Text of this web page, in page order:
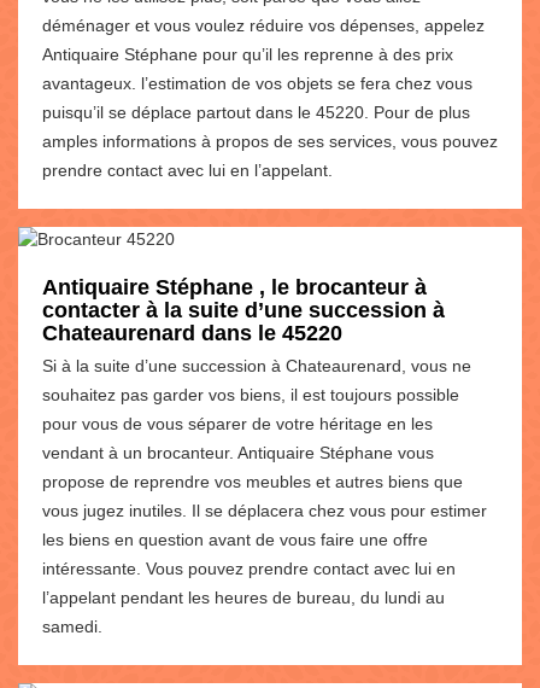
déménager et vous voulez réduire vos dépenses, appelez
Antiquaire Stéphane pour qu’il les reprenne à des prix
avantageux. l’estimation de vos objets se fera chez vous
puisqu’il se déplace partout dans le 45220. Pour de plus
amples informations à propos de ses services, vous pouvez
prendre contact avec lui en l’appelant.
Antiquaire Stéphane , le brocanteur à
contacter à la suite d’une succession à
Chateaurenard dans le 45220
Si à la suite d’une succession à Chateaurenard, vous ne
souhaitez pas garder vos biens, il est toujours possible
pour vous de vous séparer de votre héritage en les
vendant à un brocanteur. Antiquaire Stéphane vous
propose de reprendre vos meubles et autres biens que
vous jugez inutiles. Il se déplacera chez vous pour estimer
les biens en question avant de vous faire une offre
intéressante. Vous pouvez prendre contact avec lui en
l’appelant pendant les heures de bureau, du lundi au
samedi.